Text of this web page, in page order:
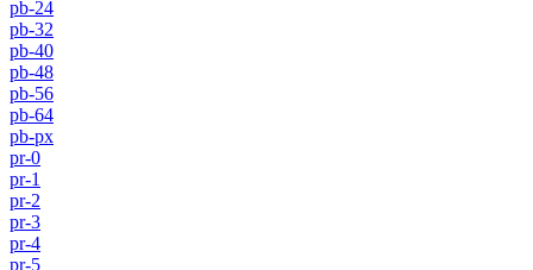
pb-24
pb-32
pb-40
pb-48
pb-56
pb-64
pb-px
pr-0
pr-1
pr-2
pr-3
pr-4
pr-5